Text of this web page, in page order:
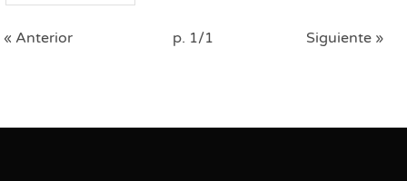
« Anterior p. 1/1 Siguiente »